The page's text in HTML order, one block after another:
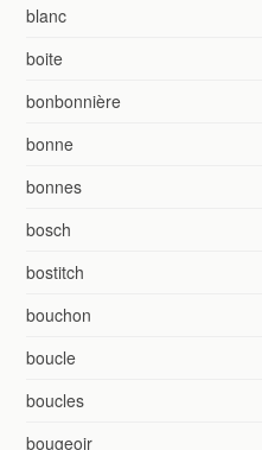
blanc
boite
bonbonnière
bonne
bonnes
bosch
bostitch
bouchon
boucle
boucles
bougeoir